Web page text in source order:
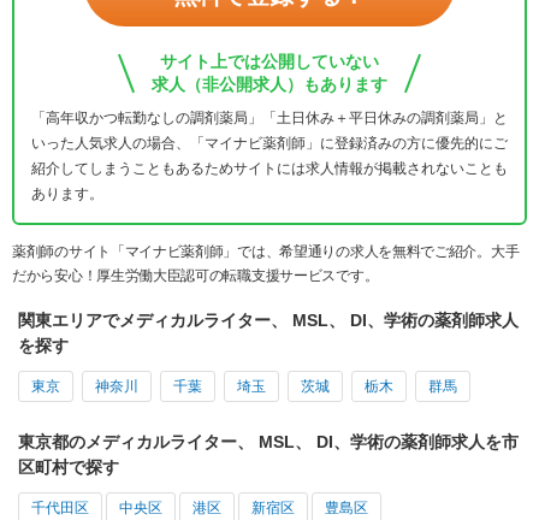
サイト上では公開していない
求人（非公開求人）もあります
「高年収かつ転勤なしの調剤薬局」「土日休み＋平日休みの調剤薬局」と
いった人気求人の場合、「マイナビ薬剤師」に登録済みの方に優先的にご
紹介してしまうこともあるためサイトには求人情報が掲載されないことも
あります。
薬剤師のサイト「マイナビ薬剤師」では、希望通りの求人を無料でご紹介。大手
だから安心！厚生労働大臣認可の転職支援サービスです。
関東エリアでメディカルライター、 MSL、 DI、学術の薬剤師求人
を探す
東京 神奈川 千葉 埼玉 茨城 栃木 群馬
東京都のメディカルライター、 MSL、 DI、学術の薬剤師求人を市
区町村で探す
千代田区 中央区 港区 新宿区 豊島区